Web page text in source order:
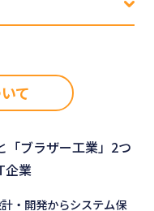
て
「ブラザー工業」2つ
企業
・開発からシステム保